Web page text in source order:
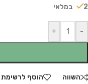
2 במלאי
-
+
השווה הוסף